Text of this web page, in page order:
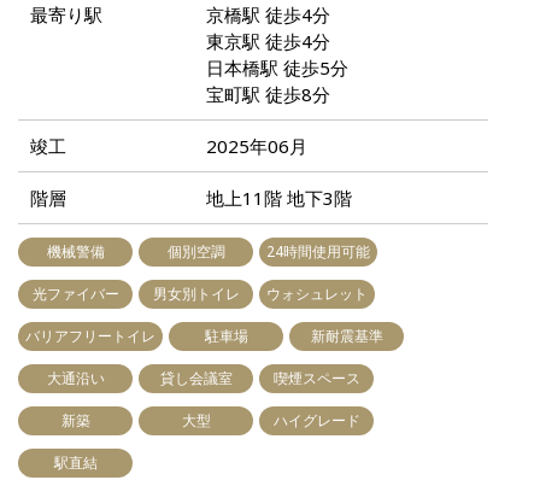
最寄り駅
京橋駅 徒歩4分
東京駅 徒歩4分
日本橋駅 徒歩5分
宝町駅 徒歩8分
竣工 2025年06月
階層 地上11階 地下3階
機械警備 個別空調 24時間使用可能
光ファイバー 男女別トイレ ウォシュレット
バリアフリートイレ 駐車場 新耐震基準
大通沿い 貸し会議室 喫煙スペース
新築 大型 ハイグレード
駅直結